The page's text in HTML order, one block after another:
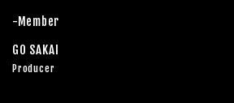
-Member
GO SAKAI
Producer